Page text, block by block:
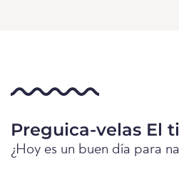
Preguica-velas El
¿Hoy es un buen día para